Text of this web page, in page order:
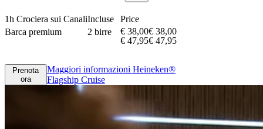
1h Crociera sui Canali
Barca premium
Incluse
2 birre
Price
€ 38,00€ 38,00
€ 47,95€ 47,95
Prenota
ora
Maggiori informazioni Heineken®
Flagship Cruise